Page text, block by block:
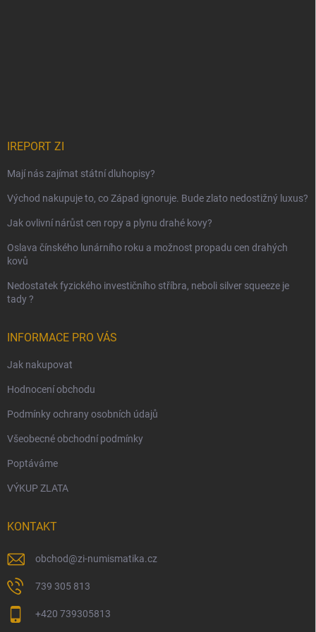
IREPORT ZI
Mají nás zajímat státní dluhopisy?
Východ nakupuje to, co Západ ignoruje. Bude zlato nedostižný luxus?
Jak ovlivní nárůst cen ropy a plynu drahé kovy?
Oslava čínského lunárního roku a možnost propadu cen drahých
kovů
Nedostatek fyzického investičního stříbra, neboli silver squeeze je
tady ?
INFORMACE PRO VÁS
Jak nakupovat
Hodnocení obchodu
Podmínky ochrany osobních údajů
Všeobecné obchodní podmínky
Poptáváme
VÝKUP ZLATA
KONTAKT
obchod@zi-numismatika.cz
739 305 813
+420 739305813